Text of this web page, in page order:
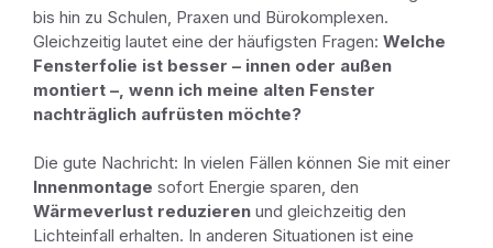
bis hin zu Schulen, Praxen und Bürokomplexen.
Gleichzeitig lautet eine der häufigsten Fragen: Welche
Fensterfolie ist besser – innen oder außen
montiert –, wenn ich meine alten Fenster
nachträglich aufrüsten möchte?
Die gute Nachricht: In vielen Fällen können Sie mit einer
Innenmontage sofort Energie sparen, den
Wärmeverlust reduzieren und gleichzeitig den
Lichteinfall erhalten. In anderen Situationen ist eine